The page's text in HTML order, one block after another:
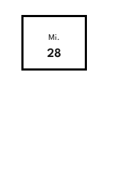
Mi.
28